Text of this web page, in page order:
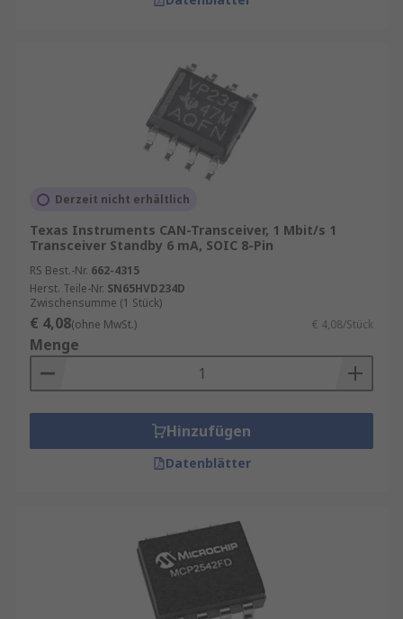
Derzeit nicht erhältlich
Texas Instruments CAN-Transceiver, 1 Mbit/s 1
Transceiver Standby 6 mA, SOIC 8-Pin
RS Best.-Nr. 662-4315
Herst. Teile-Nr. SN65HVD234D
Zwischensumme (1 Stück)
€ 4,08(ohne MwSt.) € 4,08/Stück
Menge
Hinzufügen
Datenblätter